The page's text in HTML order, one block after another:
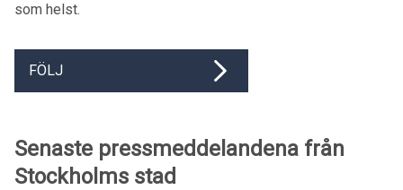
som helst.
FÖLJ
Senaste pressmeddelandena från
Stockholms stad